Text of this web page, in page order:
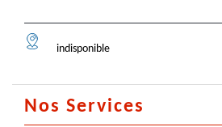
indisponible
Nos Services